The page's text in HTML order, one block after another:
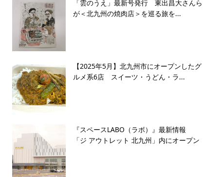
「雲のうえ」最新号発行 東出昌大さんら
が＜北九州の焼肉店＞を巡る旅を...
【2025年5月】北九州市にオープンしたグ
ルメ系6店 スイーツ・うどん・ラ...
『スペースLABO（ラボ）』最新情報
「ジ アウトレット 北九州」内にオープン